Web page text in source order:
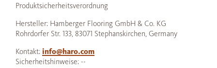
Produktsicherheitsverordnung
Hersteller: Hamberger Flooring GmbH & Co. KG
Rohrdorfer Str. 133, 83071 Stephanskirchen, Germany
Kontakt: info@haro.com
Sicherheitshinweise: --